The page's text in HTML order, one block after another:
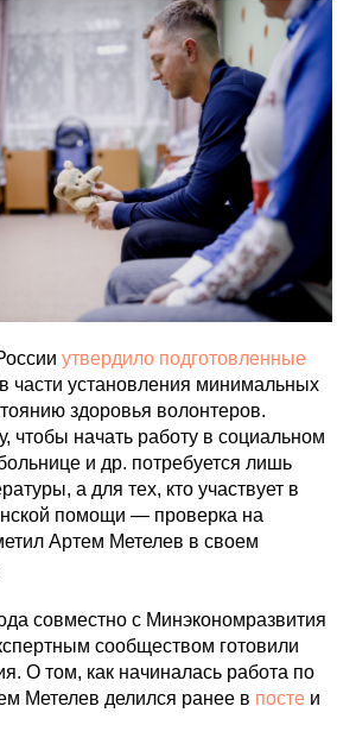
утвердило подготовленные
части установления минимальных
здоровья волонтеров.
чтобы начать работу в социальном
и др. потребуется лишь
а для тех, кто участвует в
помощи — проверка на
Артем Метелев в своем
совместно с Минэкономразвития
сообществом готовили
О том, как начиналась работа по
Метелев делился ранее в посте и